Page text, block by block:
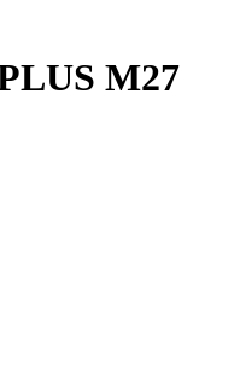
M27